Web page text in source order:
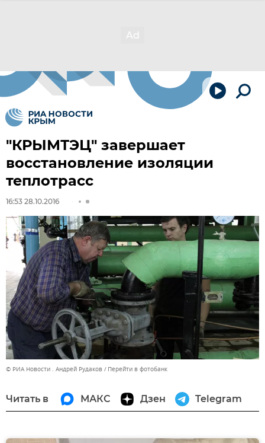
"КРЫМТЭЦ" завершает
восстановление изоляции
теплотрасс
16:53 28.10.2016
© РИА Новости . Андрей Рудаков Перейти в фотобанк
Читать в МАКС Дзен Telegram